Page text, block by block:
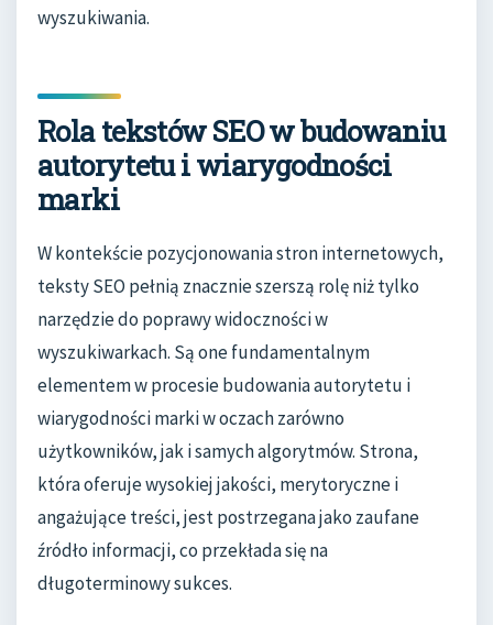
wyszukiwania.
Rola tekstów SEO w budowaniu
autorytetu i wiarygodności
marki
W kontekście pozycjonowania stron internetowych,
teksty SEO pełnią znacznie szerszą rolę niż tylko
narzędzie do poprawy widoczności w
wyszukiwarkach. Są one fundamentalnym
elementem w procesie budowania autorytetu i
wiarygodności marki w oczach zarówno
użytkowników, jak i samych algorytmów. Strona,
która oferuje wysokiej jakości, merytoryczne i
angażujące treści, jest postrzegana jako zaufane
źródło informacji, co przekłada się na
długoterminowy sukces.